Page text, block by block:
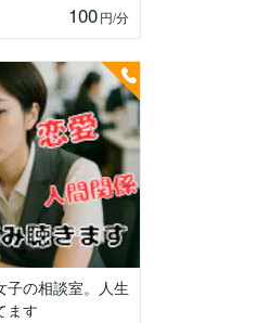
100円/分
子の相談室。人生
ます